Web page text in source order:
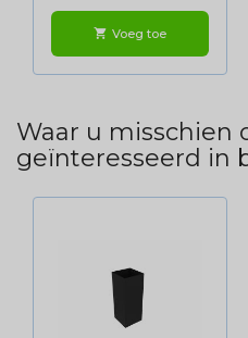
shopping_cart Voeg toe
Waar u misschien
geïnteresseerd in